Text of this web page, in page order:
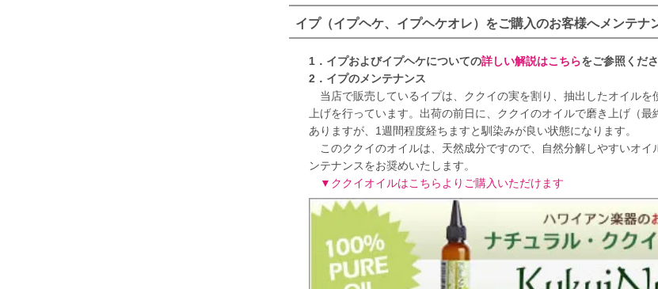
イプ（イプヘケ、イプヘケオレ）をご購入のお客様へメンテナ
1．イプおよびイプヘケについての詳しい解説はこちらをご参照くださ
2．イプのメンテナンス
当店で販売しているイプは、ククイの実を割り、抽出したオイル
上げを行っています。出荷の前日に、ククイのオイルで磨き上げ（
ありますが、1週間程度経ちますと馴染みが良い状態になります。
このククイのオイルは、天然成分ですので、自然分解しやすいオ
ンテナンスをお奨めいたします。
▼ククイオイルはこちらよりご購入いただけます